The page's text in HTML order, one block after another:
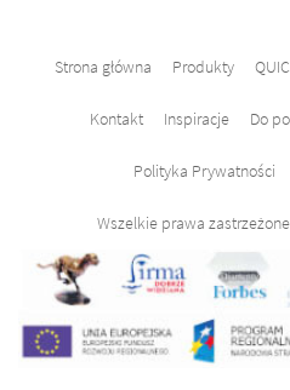
Strona główna Produkty
Kontakt Inspiracje Do
Polityka Prywatności
Wszelkie prawa